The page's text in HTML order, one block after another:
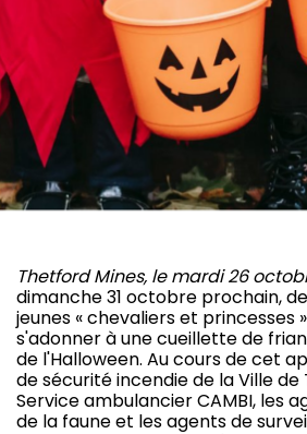
Thetford Mines, le mardi 26
dimanche 31 octobre prochain, de
jeunes « chevaliers et princesses
s'adonner à une cueillette de
de l'Halloween. Au cours de cet
de sécurité incendie de la Ville de
Service ambulancier CAMBI, les
de la faune et les agents de